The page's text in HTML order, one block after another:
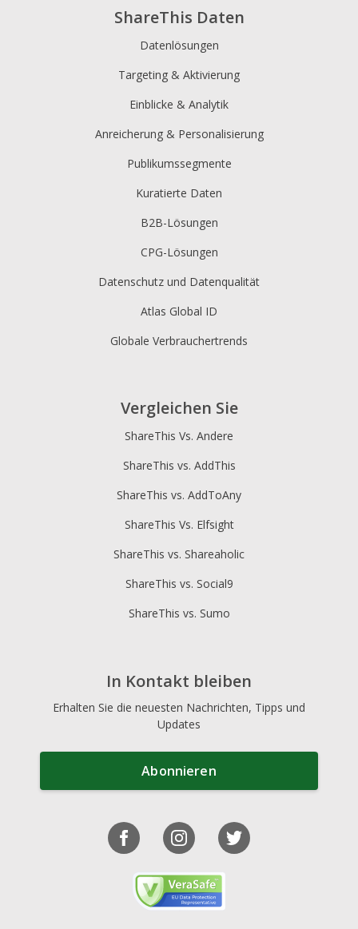
ShareThis Daten
Datenlösungen
Targeting & Aktivierung
Einblicke & Analytik
Anreicherung & Personalisierung
Publikumssegmente
Kuratierte Daten
B2B-Lösungen
CPG-Lösungen
Datenschutz und Datenqualität
Atlas Global ID
Globale Verbrauchertrends
Vergleichen Sie
ShareThis Vs. Andere
ShareThis vs. AddThis
ShareThis vs. AddToAny
ShareThis Vs. Elfsight
ShareThis vs. Shareaholic
ShareThis vs. Social9
ShareThis vs. Sumo
In Kontakt bleiben
Erhalten Sie die neuesten Nachrichten, Tipps und
Updates
Abonnieren